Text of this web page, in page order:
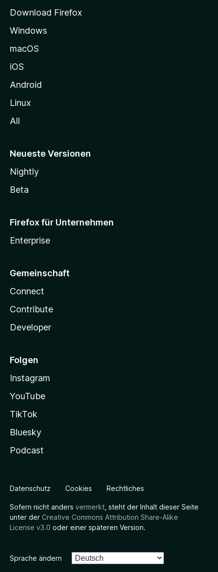
e
g
e
n
Download Firefox
Windows
macOS
iOS
Android
Linux
All
Neueste Versionen
Nightly
Beta
Firefox für Unternehmen
Enterprise
Gemeinschaft
Connect
Contribute
Developer
Folgen
Instagram
YouTube
TikTok
Bluesky
Podcast
Datenschutz Cookies Rechtliches
Sofern nicht anders vermerkt , steht der Inhalt dieser Seite
unter der Creative Commons Attribution Share-Alike
License v3.0 oder einer späteren Version.
Sprache ändern